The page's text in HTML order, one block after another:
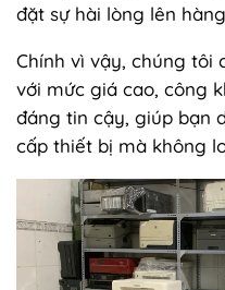
đặt sự hài lòng lên
Chính vì vậy, chúng tôi
với mức giá cao, công
đáng tin cậy, giúp bạn
cấp thiết bị mà không